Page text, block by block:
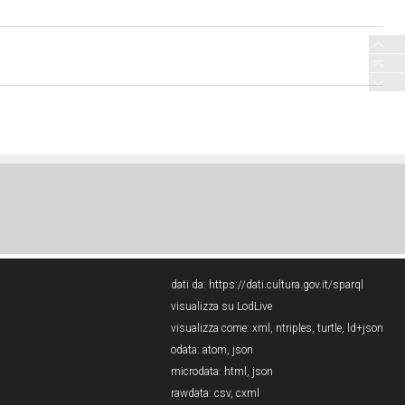
dati da: https://dati.cultura.gov.it/sparql
visualizza su LodLive
visualizza come: xml , ntriples, turtle, ld+json
odata: atom, json
microdata: html , json
rawdata: csv, cxml